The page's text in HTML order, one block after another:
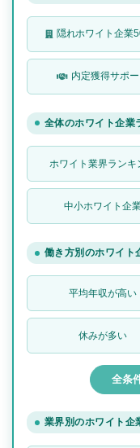
隠れホワイト企業
内定獲得サポー
全体のホワイト企業
ホワイト業界ランキ
中小ホワイト企
働き方別のホワイト
平均年収が高い
休みが多い
全条
業界別のホワイト企